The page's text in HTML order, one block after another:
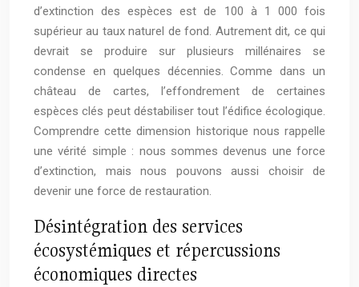
d’extinction des espèces est de 100 à 1 000 fois
supérieur au taux naturel de fond. Autrement dit, ce qui
devrait se produire sur plusieurs millénaires se
condense en quelques décennies. Comme dans un
château de cartes, l’effondrement de certaines
espèces clés peut déstabiliser tout l’édifice écologique.
Comprendre cette dimension historique nous rappelle
une vérité simple : nous sommes devenus une force
d’extinction, mais nous pouvons aussi choisir de
devenir une force de restauration.
Désintégration des services
écosystémiques et répercussions
économiques directes